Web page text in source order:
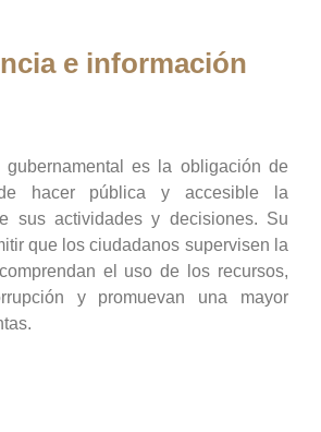
e información
gubernamental es la obligación de
hacer pública y accesible la
sus actividades y decisiones. Su
que los ciudadanos supervisen la
el uso de los recursos,
y promuevan una mayor